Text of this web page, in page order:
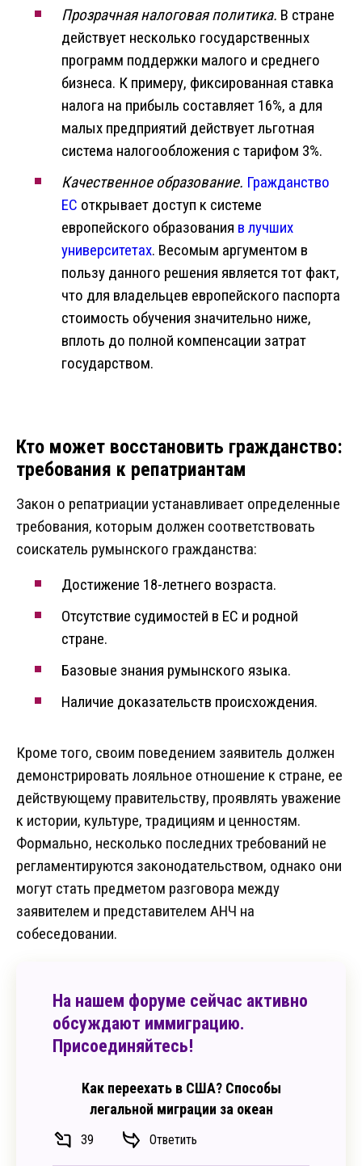
Прозрачная налоговая политика. В стране
действует несколько государственных
программ поддержки малого и среднего
бизнеса. К примеру, фиксированная ставка
налога на прибыль составляет 16%, а для
малых предприятий действует льготная
система налогообложения с тарифом 3%.
Качественное образование. Гражданство
ЕС открывает доступ к системе
европейского образования в лучших
университетах. Весомым аргументом в
пользу данного решения является тот факт,
что для владельцев европейского паспорта
стоимость обучения значительно ниже,
вплоть до полной компенсации затрат
государством.
Кто может восстановить гражданство:
требования к репатриантам
Закон о репатриации устанавливает определенные
требования, которым должен соответствовать
соискатель румынского гражданства:
Достижение 18-летнего возраста.
Отсутствие судимостей в ЕС и родной
стране.
Базовые знания румынского языка.
Наличие доказательств происхождения.
Кроме того, своим поведением заявитель должен
демонстрировать лояльное отношение к стране, ее
действующему правительству, проявлять уважение
к истории, культуре, традициям и ценностям.
Формально, несколько последних требований не
регламентируются законодательством, однако они
могут стать предметом разговора между
заявителем и представителем АНЧ на
собеседовании.
На нашем форуме сейчас активно
обсуждают иммиграцию.
Присоединяйтесь!
Как переехать в США? Способы
легальной миграции за океан
39 Ответить